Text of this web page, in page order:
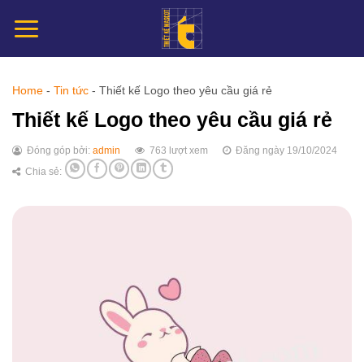
đến
Home - Tin tức - Thiết kế Logo theo yêu cầu giá rẻ
Thiết kế Logo theo yêu cầu giá rẻ
Đóng góp bởi: admin 763 lượt xem
Đăng ngày 19/10/2024
Chia sẻ: